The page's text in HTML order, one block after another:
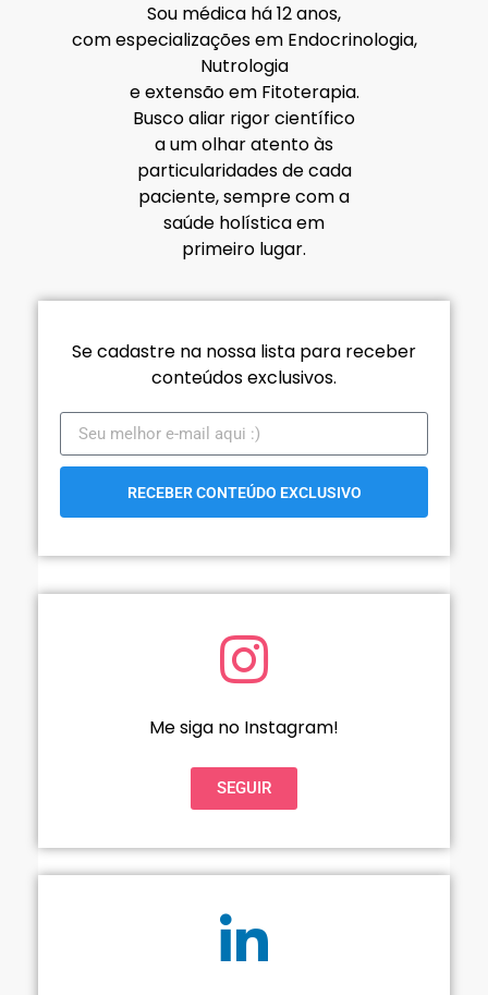
Sou médica há 12 anos,
com especializações em Endocrinologia,
Nutrologia
e extensão em Fitoterapia.
Busco aliar rigor científico
a um olhar atento às
particularidades de cada
paciente, sempre com a
saúde holística em
primeiro lugar.
Se cadastre na nossa lista para receber
conteúdos exclusivos.
RECEBER CONTEÚDO EXCLUSIVO
Me siga no Instagram!
SEGUIR